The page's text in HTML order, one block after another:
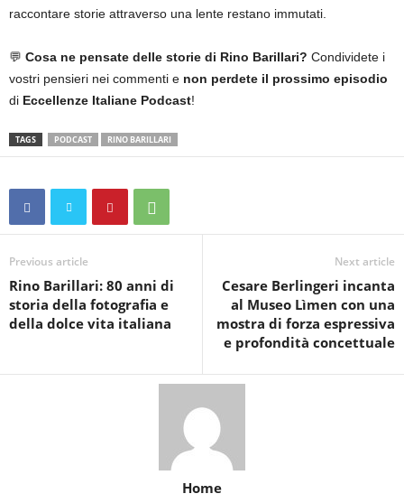
raccontare storie attraverso una lente restano immutati.
💬 Cosa ne pensate delle storie di Rino Barillari? Condividete i
vostri pensieri nei commenti e non perdete il prossimo episodio
di Eccellenze Italiane Podcast!
TAGS PODCAST RINO BARILLARI
Previous article
Rino Barillari: 80 anni di
storia della fotografia e
della dolce vita italiana
Next article
Cesare Berlingeri incanta
al Museo Lìmen con una
mostra di forza espressiva
e profondità concettuale
Home